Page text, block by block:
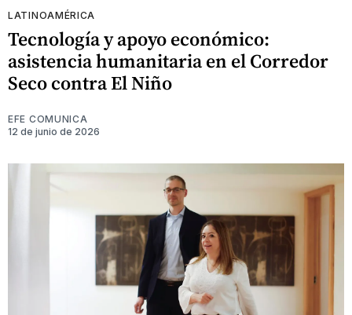
LATINOAMÉRICA
Tecnología y apoyo económico:
asistencia humanitaria en el Corredor
Seco contra El Niño
EFE COMUNICA
12 de junio de 2026